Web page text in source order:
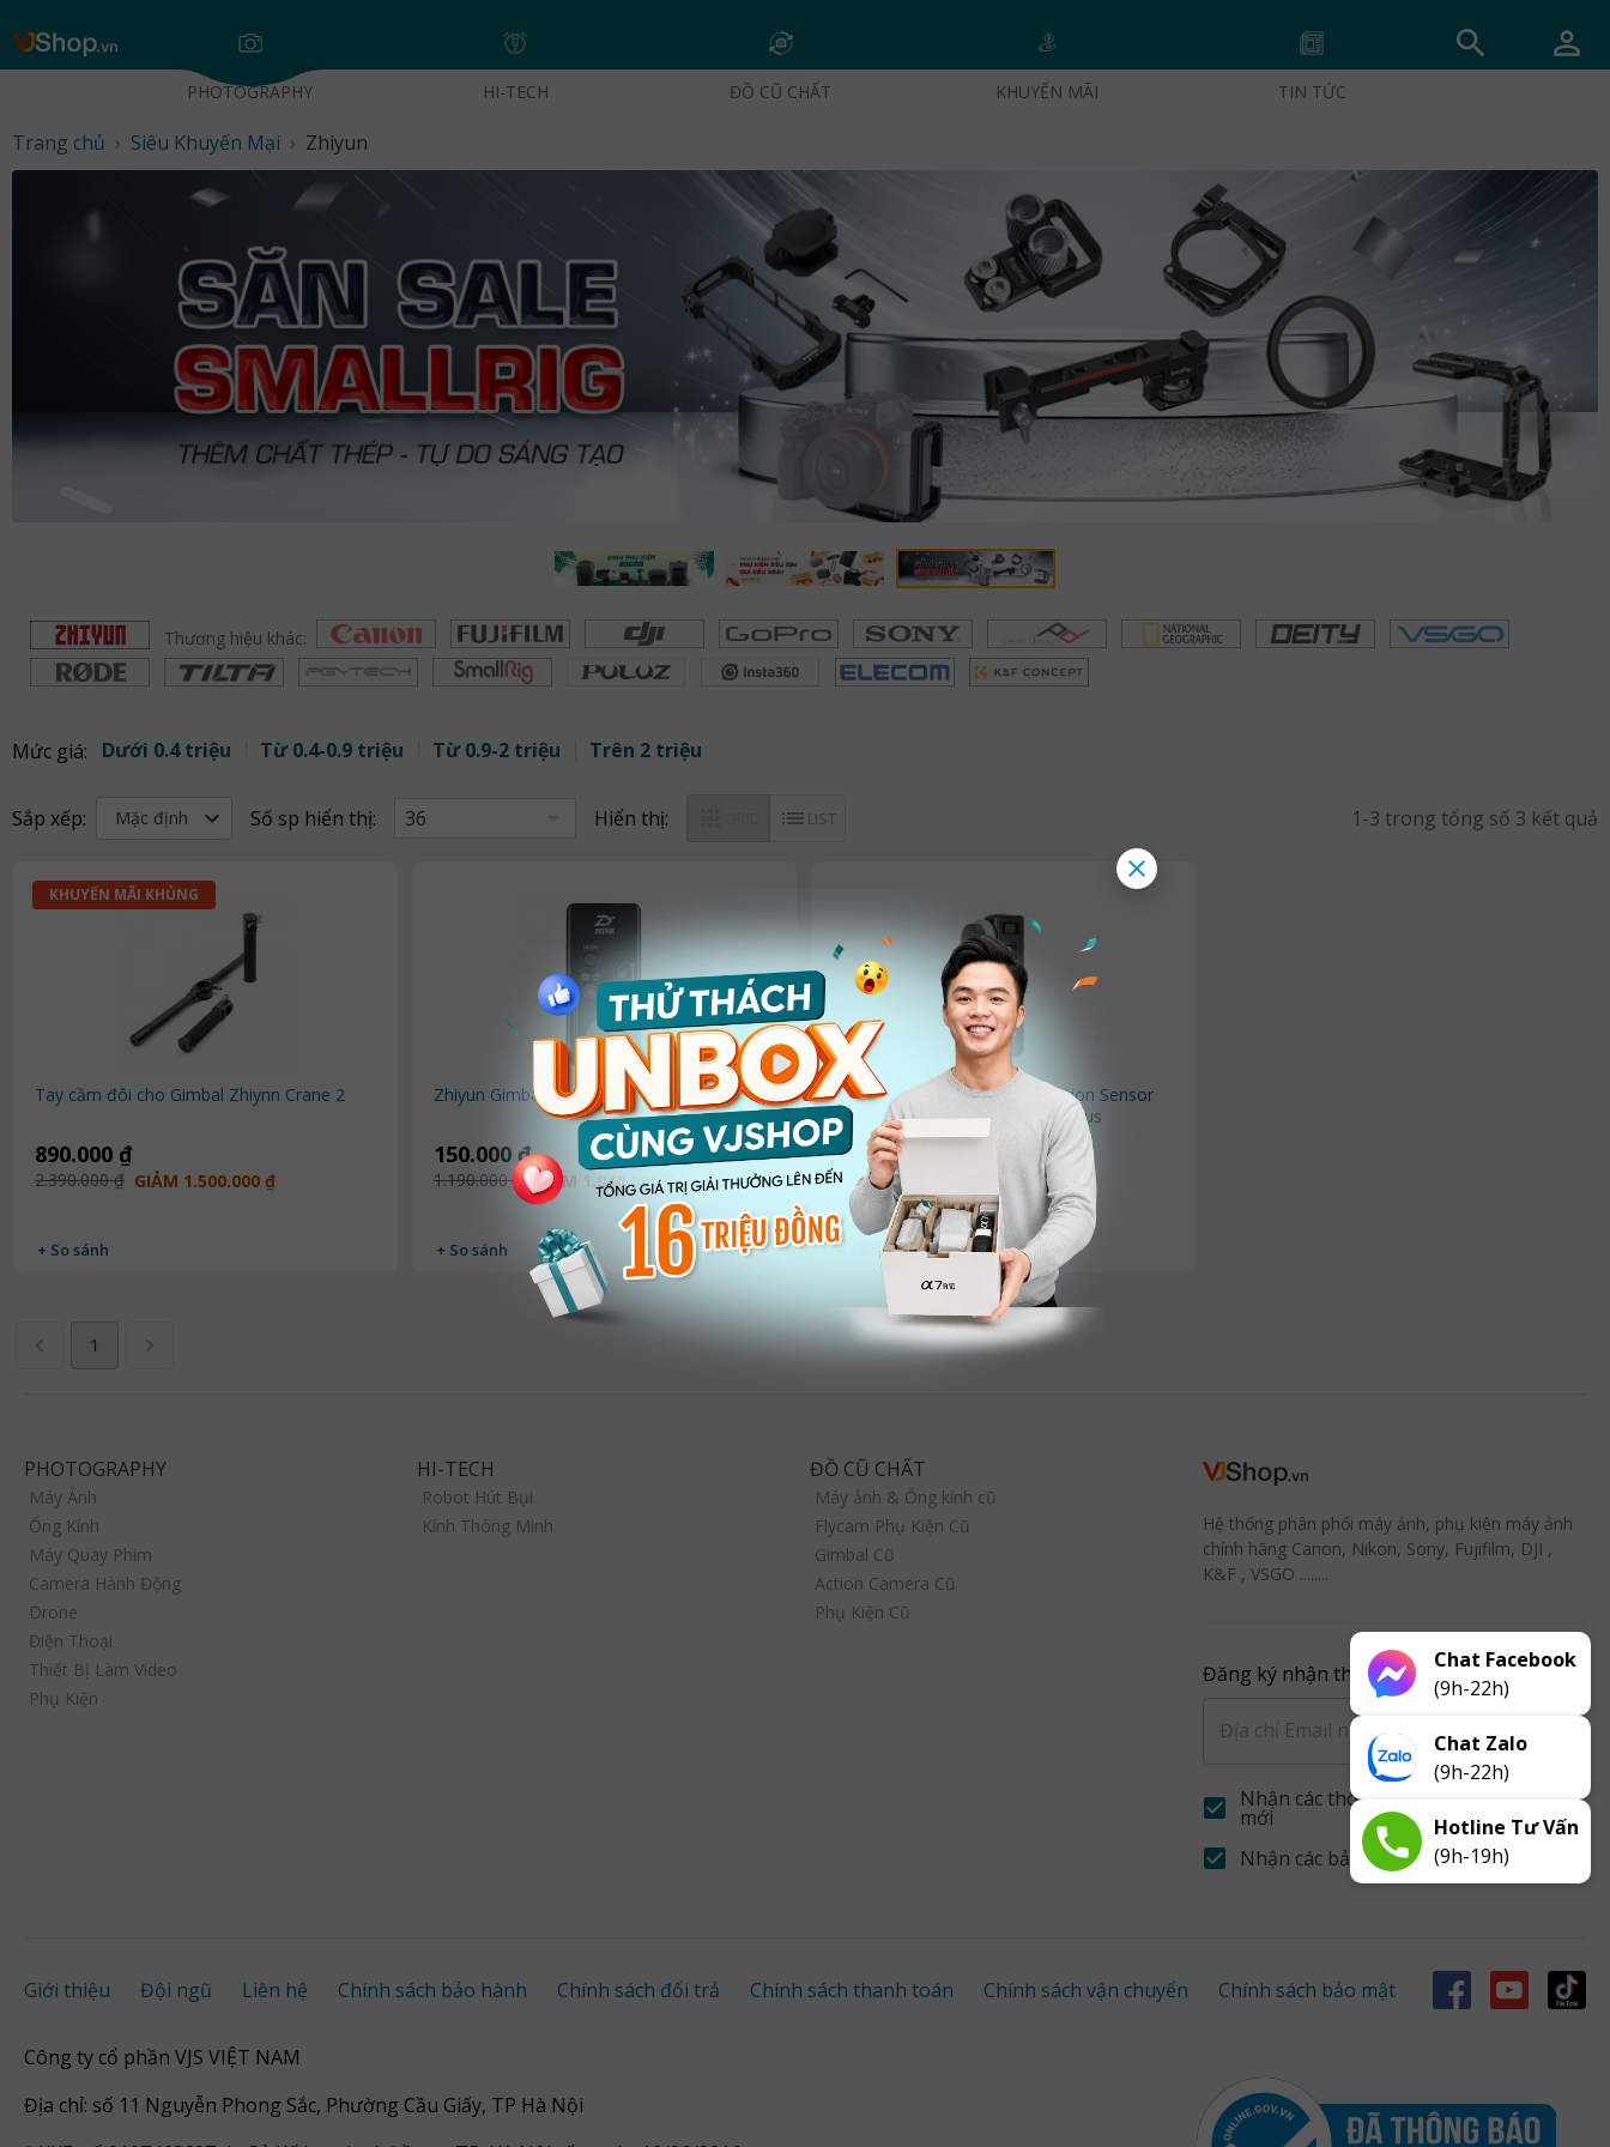
Skip
VJShop.vn
PHOTOGRAPHY HI-TECH ĐỒ CŨ CHẤT KHUYẾN MÃI TIN TỨC
Trang chủ › Siêu Khuyến Mại › Zhiyun
Thương hiệu khác:
Mức giá: Dưới 0.4 triệu Từ 0.4-0.9 triệu Từ 0.9-2 triệu Trên 2 triệu
Sắp xếp: Mặc định Số sp hiển thị: 36 Hiển thị: LIST 1-3 trong tổng số 3 kết quả
Tay cầm đôi cho Gimbal Zhiynn Crane 2
890.000 ₫
2.390.000 ₫ GIẢM 1.500.000 ₫
+ So sánh
KHUYẾN MÃI KHỦNG
Zhiyun Gimbal Wireless Remote ZW-B02
150.000 ₫
1.190.000 ₫ GIẢM 1.040.000 ₫
+ So sánh
Điều khiển Zhiyun Crane 2 Motion Sensor
Remote Control with Follow Focus
450.000 ₫
990.000 ₫ GIẢM 540.000 ₫
+ So sánh
1
PHOTOGRAPHY
Máy Ảnh
Ống Kính
Máy Quay Phim
Camera Hành Động
Drone
Điện Thoại
Thiết Bị Làm Video
Phụ Kiện
HI-TECH
Robot Hút Bụi
Kính Thông Minh
ĐỒ CŨ CHẤT
Máy ảnh & Ống kính cũ
Flycam Phụ Kiện Cũ
Gimbal Cũ
Action Camera Cũ
Phụ Kiện Cũ
Hệ thống phân phối máy ảnh, phụ kiện máy ảnh
chính hãng Canon, Nikon, Sony, Fujifilm, DJI ,
K&F , VSGO ........
Đăng ký nhận thông báo từ VJ
Nhận các thông báo khuyễn mãi
mới
Nhận các bản tin về sản phẩm mới
Giới thiệu Đội ngũ Liên hệ Chính sách bảo hành Chính sách đổi trả Chính sách thanh toán Chính sách vận chuyển Chính sách bảo mật
Công ty cổ phần VJS VIỆT NAM
Địa chỉ: số 11 Nguyễn Phong Sắc, Phường Cầu Giấy, TP Hà Nội
Chat Facebook
(9h-22h)
Chat Zalo
(9h-22h)
Hotline Tư Vấn
(9h-19h)